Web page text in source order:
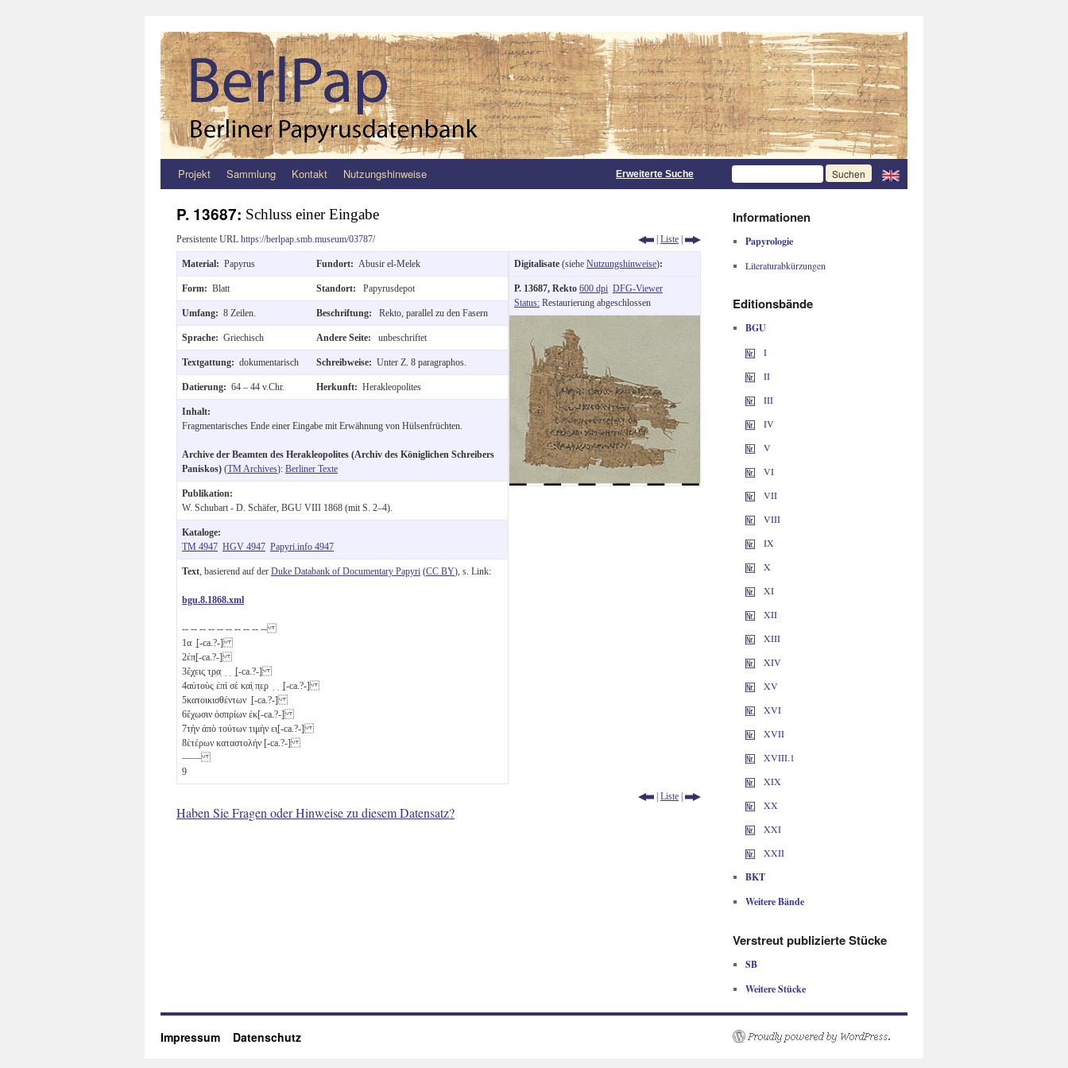
Zum
springen
Projekt Sammlung Kontakt Nutzungshinweise Erweiterte Suche
P. 13687: Schluss einer Eingabe
Persistente URL https://berlpap.smb.museum/03787/ | Liste |
Material: Papyrus Fundort: Abusir el-Melek
Form: Blatt Standort: Papyrusdepot
Umfang: 8 Zeilen. Beschriftung: Rekto, parallel zu den Fasern
Sprache: Griechisch Andere Seite: unbeschriftet
Textgattung: dokumentarisch Schreibweise: Unter Z. 8 paragraphos.
Datierung: 64 – 44 v.Chr. Herkunft: Herakleopolites
Inhalt:
Fragmentarisches Ende einer Eingabe mit Erwähnung von Hülsenfrüchten.
Archive der Beamten des Herakleopolites (Archiv des Königlichen Schreibers
Paniskos) (TM Archives): Berliner Texte
Publikation:
W. Schubart - D. Schäfer, BGU VIII 1868 (mit S. 2–4).
Kataloge:
TM 4947 HGV 4947 Papyri.info 4947
Text , basierend auf der Duke Databank of Documentary Papyri (CC BY), s. Link:
bgu.8.1868.xml
-- -- -- -- -- -- -- -- -- --
1α ̣[-ca.?-]
2ἐπ̣[-ca.?-]
3ἔ̣χ̣εις̣ τ̣ρ̣α̣ ̣ ̣ ̣[-ca.?-]
4αὐτοὺς ἐπὶ σὲ καὶ̣ π̣ε̣ρ ̣ ̣ ̣[-ca.?-]
5κατοικισθέντων ̣[-ca.?-]
6ἔχωσιν ὀσπρίων ἐκ[-ca.?-]
7τ̣ὴν ἀπὸ τούτων τιμὴν ει̣[-ca.?-]
8ἑτέρων καταστολήν [-ca.?-]
——
9
Digitalisate (siehe Nutzungshinweise):
P. 13687, Rekto 600 dpi DFG-Viewer
Status: Restaurierung abgeschlossen
| Liste |
Haben Sie Fragen oder Hinweise zu diesem Datensatz?
Informationen
Papyrologie
Literaturabkürzungen
Editionsbände
BGU
I
II
III
IV
V
VI
VII
VIII
IX
X
XI
XII
XIII
XIV
XV
XVI
XVII
XVIII.1
XIX
XX
XXI
XXII
BKT
Weitere Bände
Verstreut publizierte Stücke
SB
Weitere Stücke
Impressum Datenschutz